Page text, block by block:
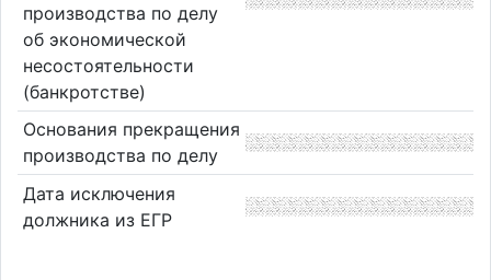
производства по делу
об экономической
несостоятельности
(банкротстве)
Основания прекращения
производства по делу
Дата исключения
должника из ЕГР